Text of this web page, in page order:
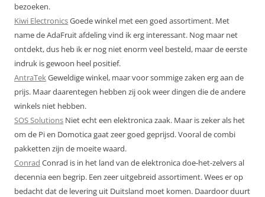
bezoeken.
Kiwi ElectronicsGoede winkel met een goed assortiment. Met
name de AdaFruit afdeling vind ik erg interessant. Nog maar net
ontdekt, dus heb ik er nog niet enorm veel besteld, maar de eerste
indruk is gewoon heel positief.
AntraTekGeweldige winkel, maar voor sommige zaken erg aan de
prijs. Maar daarentegen hebben zij ook weer dingen die de andere
winkels niet hebben.
SOS Solutions Niet echt een elektronica zaak. Maar is zeker als het
om de Pi en Domotica gaat zeer goed geprijsd. Vooral de combi
pakketten zijn de moeite waard.
Conrad Conrad is in het land van de elektronica doe-het-zelvers al
decennia een begrip. Een zeer uitgebreid assortiment. Wees er op
bedacht dat de levering uit Duitsland moet komen. Daardoor duurt